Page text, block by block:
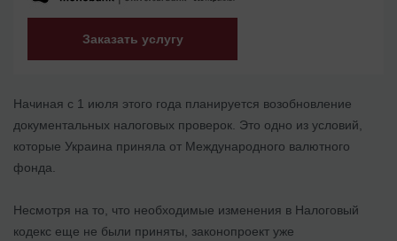
Заказать услугу
Начиная с 1 июля этого года планируется возобновление
документальных налоговых проверок. Это одно из условий,
которые Украина приняла от Международного валютного
фонда.
Несмотря на то, что необходимые изменения в Налоговый
кодекс еще не были приняты, законопроект уже